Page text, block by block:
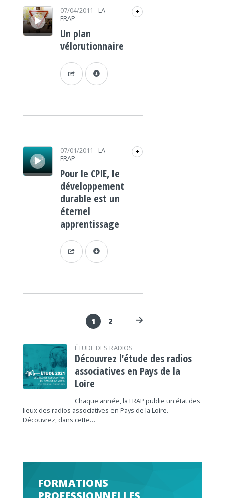
Lecteur audio 07/04/2011 - LA
FRAP
+
Un plan
vélorutionnaire
Lecteur audio 07/01/2011 - LA
FRAP
+
Pour le CPIE, le
développement
durable est un
éternel
apprentissage
1 2
ÉTUDE DES RADIOS
Découvrez l’étude des radios
associatives en Pays de la
Loire
Chaque année, la FRAP publie un état des
lieux des radios associatives en Pays de la Loire.
Découvrez, dans cette…
FORMATIONS